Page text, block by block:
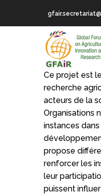
Ce projet est
recherche
acteurs de la
Organisations
instances
propose
renforcer les
leur
puissent